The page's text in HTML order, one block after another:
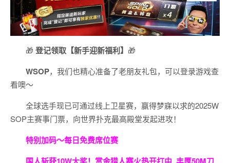
🎁 登记领取【新手迎新福利】 🎁
WSOP，我们也精心准备了老朋友礼包，可以登录游戏查
看噢～
全球选手现已可通过线上卫星赛，赢得梦寐以求的2025W
SOP主赛事门票，向世界扑克最高殿堂发起进攻！
特别加码～每日免费席位赛
国人斩获10W大奖！ 赏金猎人赛火热开打中 丰厚50M刀